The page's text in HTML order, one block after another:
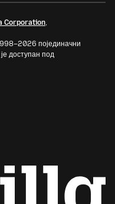
Corporation,
појединачни
доступан под